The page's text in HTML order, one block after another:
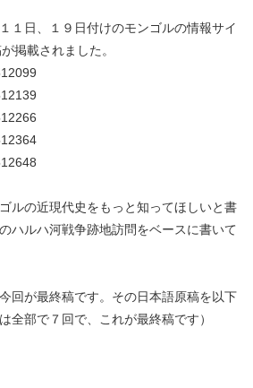
１日、１９日付けのモンゴルの情報サイ
掲載されました。
ルの近現代史をもっと知ってほしいと書
ハルハ河戦争跡地訪問をベースに書いて
回が最終稿です。その日本語原稿を以下
全部で７回で、これが最終稿です）